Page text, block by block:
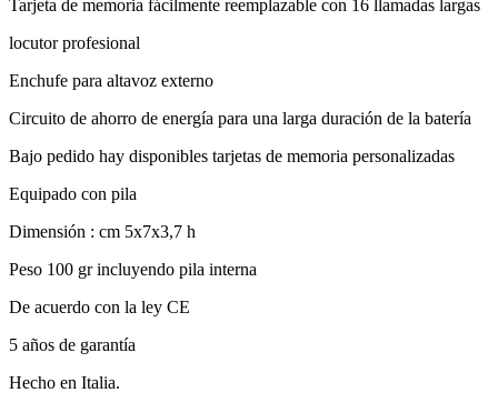
Tarjeta de memoria fácilmente reemplazable con 16 llamadas largas
locutor profesional
Enchufe para altavoz externo
Circuito de ahorro de energía para una larga duración de la batería
Bajo pedido hay disponibles tarjetas de memoria personalizadas
Equipado con pila
Dimensión : cm 5x7x3,7 h
Peso 100 gr incluyendo pila interna
De acuerdo con la ley CE
5 años de garantía
Hecho en Italia.